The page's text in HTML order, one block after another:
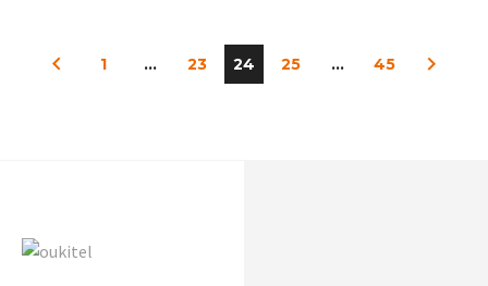
1 … 23 24 25 … 45